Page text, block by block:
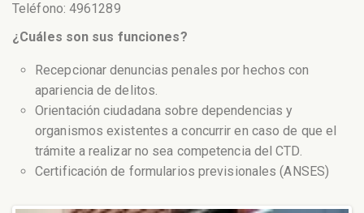
Teléfono: 4961289
¿Cuáles son sus funciones?
Recepcionar denuncias penales por hechos con
apariencia de delitos.
Orientación ciudadana sobre dependencias y
organismos existentes a concurrir en caso de que el
trámite a realizar no sea competencia del CTD.
Certificación de formularios previsionales (ANSES)